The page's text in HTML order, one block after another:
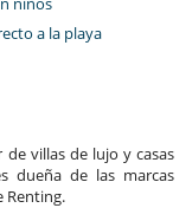
a la playa
de villas de lujo y casas
dueña de las marcas
Renting.